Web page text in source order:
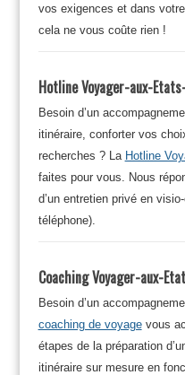
vos exigences et dans
cela ne vous coûte rien !
Hotline Voyager-aux-
Besoin d’un
itinéraire, conforter vos
recherches ? La Hotline
faites pour vous. Nous
d’un entretien privé en
téléphone).
Coaching Voyager-aux-
Besoin d’un
coaching de voyagevous
étapes de la préparation
itinéraire sur mesure en